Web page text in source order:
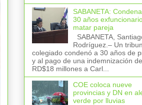
SABANETA:
30 años
matar pareja
SABANETA,
Rodríguez.– Un
colegiado condenó a 30 años de
y al pago de una indemnización de
RD$18 millones a Carl...
COE coloca nueve
provincias y DN en
verde por lluvias